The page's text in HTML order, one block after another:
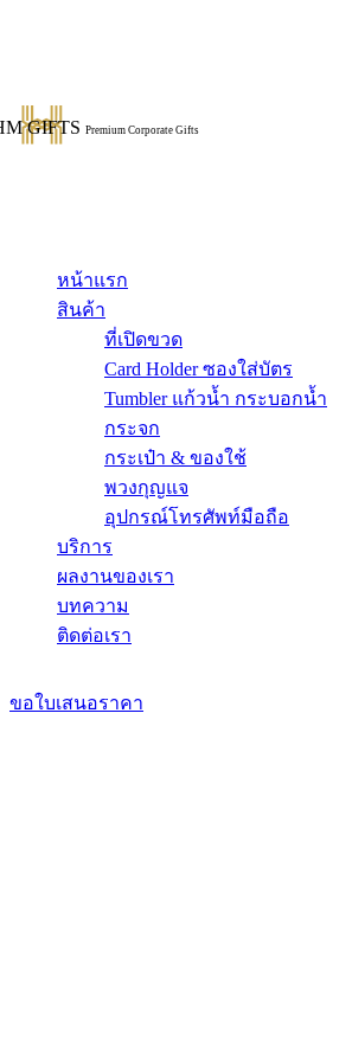
GIFTS Premium Corporate Gifts
หน้าแรก
สินค้า
ที่เปิดขวด
Card Holder ซองใส่บัตร
Tumbler แก้วน้ำ กระบอกน้ำ
กระจก
กระเป๋า & ของใช้
พวงกุญแจ
อุปกรณ์โทรศัพท์มือถือ
บริการ
ผลงานของเรา
บทความ
ติดต่อเรา
ขอใบเสนอราคา